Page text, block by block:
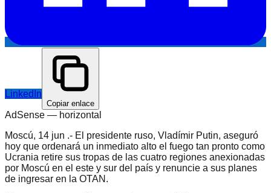
LinkedIn
Copiar enlace
AdSense — horizontal
Moscú, 14 jun .- El presidente ruso, Vladímir Putin, aseguró
hoy que ordenará un inmediato alto el fuego tan pronto como
Ucrania retire sus tropas de las cuatro regiones anexionadas
por Moscú en el este y sur del país y renuncie a sus planes
de ingresar en la OTAN.